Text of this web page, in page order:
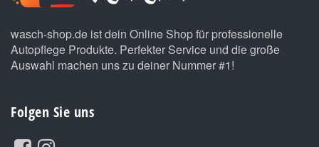
wasch-shop.de ist dein Online Shop für professionelle
Autopflege Produkte. Perfekter Service und die große
Auswahl machen uns zu deiner Nummer #1!
Folgen Sie uns